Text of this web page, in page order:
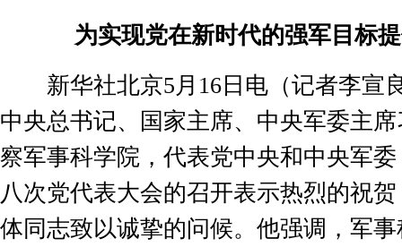
为实现党在新时代的强军目标
新华社北京5月 16 日电（记者李宣
中央总书记、国家主席、中央军委主
察军事科学院，代表党中央和中央军
八次党代表大会的召开表示热烈的祝
体同志致以诚挚的问候。他强调，军